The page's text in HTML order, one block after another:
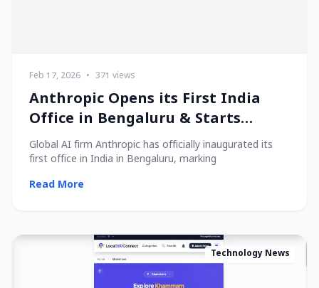
Feb 17, 2026 • 371 views
Anthropic Opens its First India
Office in Bengaluru & Starts
Hiring Local Talent!
Global AI firm Anthropic has officially inaugurated its
first office in India in Bengaluru, marking
Read More
Technology News